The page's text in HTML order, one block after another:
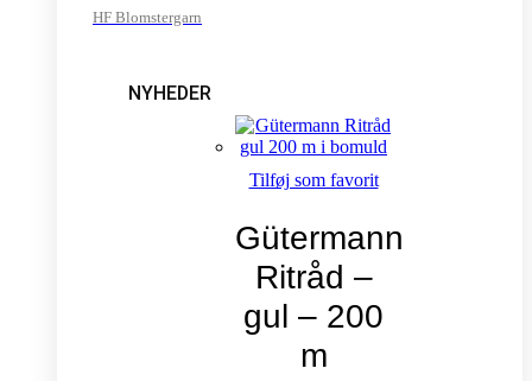
HF Blomstergarn
NYHEDER
Tilføj som favorit
Gütermann
Ritråd –
gul – 200
m